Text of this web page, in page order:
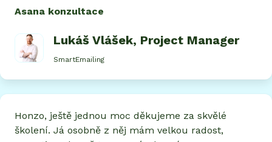
Asana konzultace
Lukáš Vlášek, Project Manager
SmartEmailing
Honzo, ještě jednou moc děkujeme za skvělé
školení. Já osobně z něj mám velkou radost,